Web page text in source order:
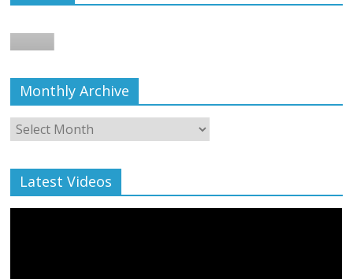
बाल्मीकि का किया गया स्वागत
Monthly Archive
Monthly
Archive
Latest Videos